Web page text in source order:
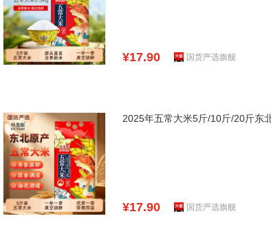
¥17.90 国货严选旗舰
2025年五常大米5斤/10斤/20斤东
¥17.90 国货严选旗舰